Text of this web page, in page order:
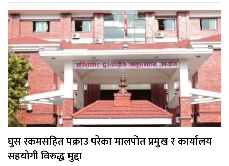
घुस रकमसहित पक्राउ परेका मालपोत प्रमुख र कार्यालय
सहयोगी विरुद्ध मुद्दा